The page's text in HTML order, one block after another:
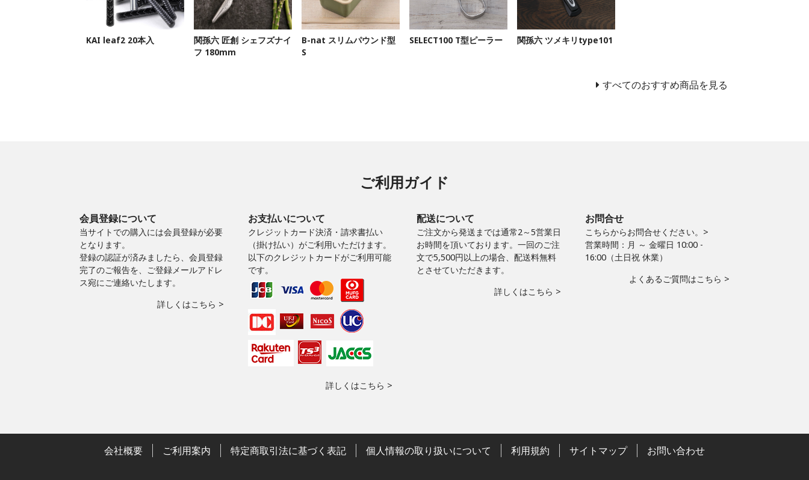
KAI leaf2 20本入
関孫六 匠創 シェフズナイ
フ 180mm
B-nat スリムパウンド型
S
SELECT100 T型ピーラー 関孫六 ツメキリtype101
すべてのおすすめ商品を見る
ご利用ガイド
会員登録について
当サイトでの購入には会員登録が必要
となります。
登録の認証が済みましたら、会員登録
完了のご報告を、ご登録メールアドレ
ス宛にご連絡いたします。
詳しくはこちら >
お支払いについて
クレジットカード決済・請求書払い
（掛け払い）がご利用いただけます。
以下のクレジットカードがご利用可能
です。
詳しくはこちら >
配送について
ご注文から発送までは通常2～5営業日
お時間を頂いております。一回のご注
文で5,500円以上の場合、配送料無料
とさせていただきます。
詳しくはこちら >
お問合せ
こちらからお問合せください。>
営業時間：月 ～ 金曜日 10:00 -
16:00（土日祝 休業）
よくあるご質問はこちら >
会社概要 ご利用案内 特定商取引法に基づく表記 個人情報の取り扱いについて 利用規約 サイトマップ お問い合わせ